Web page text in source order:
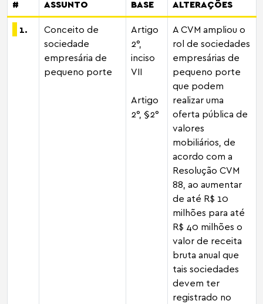
# ASSUNTO BASE ALTERAÇÕES
1.
Conceito de
sociedade
empresária de
pequeno porte
Artigo
2°,
inciso
VII
Artigo
2°, §2°
A CVM ampliou o
rol de sociedades
empresárias de
pequeno porte
que podem
realizar uma
oferta pública de
valores
mobiliários, de
acordo com a
Resolução CVM
88, ao aumentar
de até R$ 10
milhões para até
R$ 40 milhões o
valor de receita
bruta anual que
tais sociedades
devem ter
registrado no